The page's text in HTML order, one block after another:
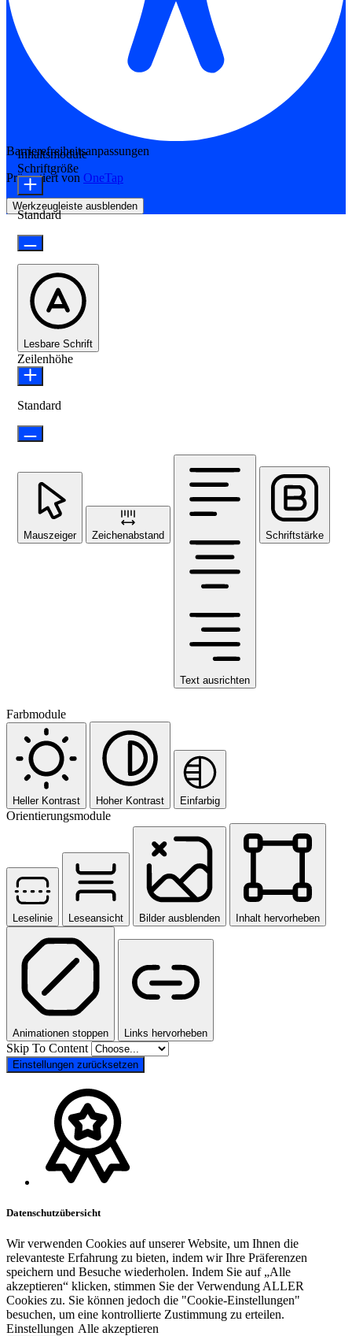
Barrierefreiheitsanpassungen
Präsentiert von OneTap
Werkzeugleiste ausblenden
Inhaltsmodule
Schriftgröße
Standard
Lesbare Schrift
Zeilenhöhe
Standard
Mauszeiger Zeichenabstand
Text ausrichten
Schriftstärke
Farbmodule
Heller Kontrast Hoher Kontrast Einfarbig
Orientierungsmodule
Leselinie Leseansicht Bilder ausblenden Inhalt hervorheben
Animationen stoppen Links hervorheben
Skip To Content
Einstellungen zurücksetzen
Datenschutzübersicht
Wir verwenden Cookies auf unserer Website, um Ihnen die
relevanteste Erfahrung zu bieten, indem wir Ihre Präferenzen
speichern und Besuche wiederholen. Indem Sie auf „Alle
akzeptieren“ klicken, stimmen Sie der Verwendung ALLER
Cookies zu. Sie können jedoch die "Cookie-Einstellungen"
besuchen, um eine kontrollierte Zustimmung zu erteilen.
Einstellungen Alle akzeptieren